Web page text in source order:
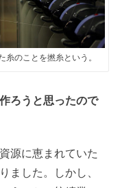
のことを撚糸という。
ろうと思ったので
源に恵まれていた
ました。しかし、